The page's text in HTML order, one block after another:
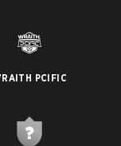
PCIFIC